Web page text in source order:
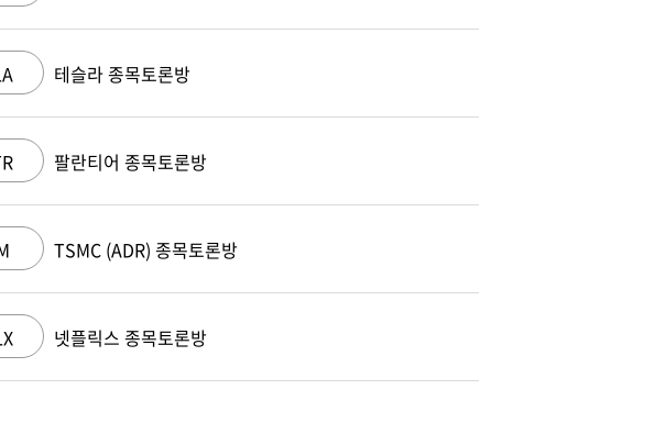
테슬라 종목토론방
팔란티어 종목토론방
TSMC (ADR) 종목토론방
넷플릭스 종목토론방